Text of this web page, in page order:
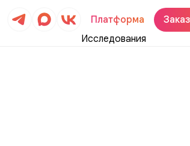
Платформа
Исследования